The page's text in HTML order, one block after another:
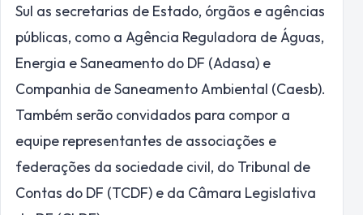
Sul as secretarias de Estado, órgãos e agências
públicas, como a Agência Reguladora de Águas,
Energia e Saneamento do DF (Adasa) e
Companhia de Saneamento Ambiental (Caesb).
Também serão convidados para compor a
equipe representantes de associações e
federações da sociedade civil, do Tribunal de
Contas do DF (TCDF) e da Câmara Legislativa